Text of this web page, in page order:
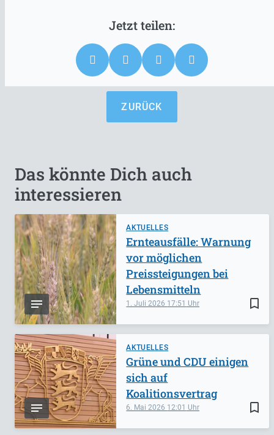
ZURÜCK
Das könnte Dich auch
interessieren
AKTUELLES
bookmark_border
1. Juli 2026 17:51
Ernteausfälle: Warnung
vor möglichen
Preissteigungen bei
Lebensmitteln
AKTUELLES
bookmark_border
6. Mai 2026 12:01
Grüne und CDU einigen
sich auf
Koalitionsvertrag